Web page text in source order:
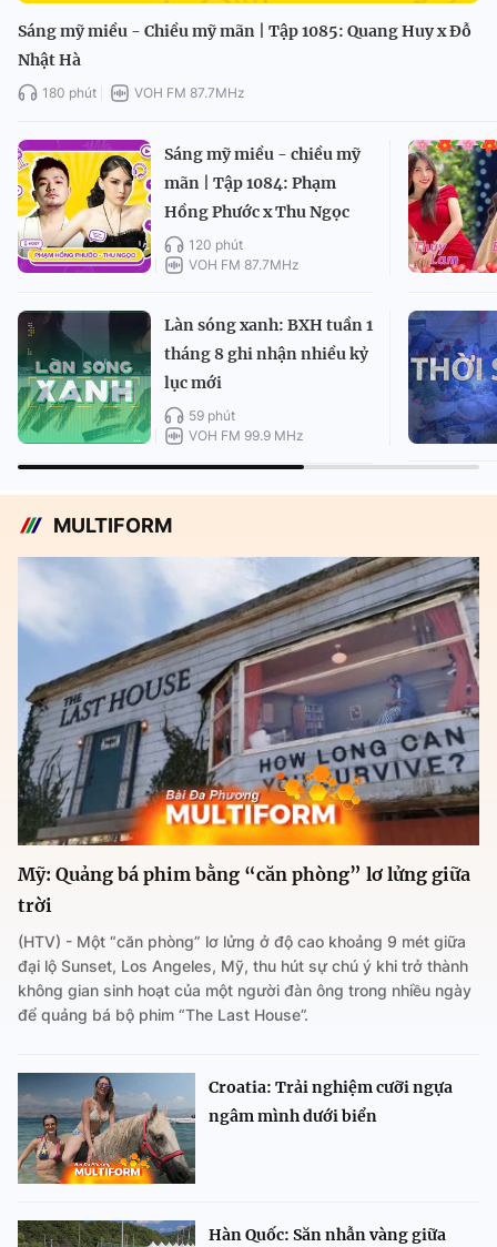
Sáng mỹ miều - Chiều mỹ mãn | Tập 1085: Quang Huy x Đỗ
Nhật Hà
180 phút VOH FM 87.7MHz
Sáng mỹ miều - chiều mỹ
mãn | Tập 1084: Phạm
Hồng Phước x Thu Ngọc
120 phút
VOH FM 87.7MHz
Làn sóng xanh: BXH tuần 1
tháng 8 ghi nhận nhiều kỷ
lục mới
59 phút
VOH FM 99.9 MHz
MULTIFORM
Mỹ: Quảng bá phim bằng “căn phòng” lơ lửng giữa
trời
(HTV) - Một “căn phòng” lơ lửng ở độ cao khoảng 9 mét giữa
đại lộ Sunset, Los Angeles, Mỹ, thu hút sự chú ý khi trở thành
không gian sinh hoạt của một người đàn ông trong nhiều ngày
để quảng bá bộ phim “The Last House”.
Croatia: Trải nghiệm cưỡi ngựa
ngâm mình dưới biển
Hàn Quốc: Săn nhẫn vàng giữa